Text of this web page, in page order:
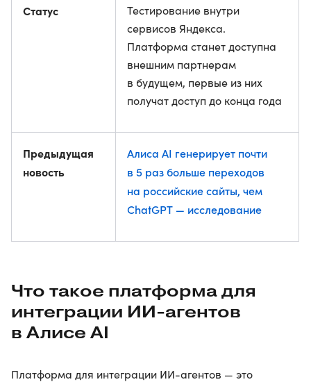
Статус
Тестирование внутри
сервисов Яндекса.
Платформа станет доступна
внешним партнерам
в будущем, первые из них
получат доступ до конца года
Предыдущая
новость
Алиса AI генерирует почти
в 5 раз больше переходов
на российские сайты, чем
ChatGPT — исследование
Что такое платформа для
интеграции ИИ-агентов
в Алисе AI
Платформа для интеграции ИИ-агентов — это